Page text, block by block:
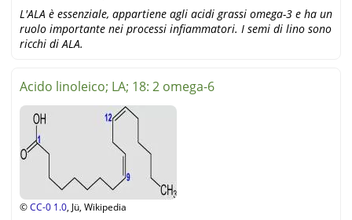
L'ALA è essenziale, appartiene agli acidi grassi omega-3 e ha un
ruolo importante nei processi infiammatori. I semi di lino sono
ricchi di ALA.
Acido linoleico; LA; 18: 2 omega-6
©CC-0 1.0, Jü, Wikipedia